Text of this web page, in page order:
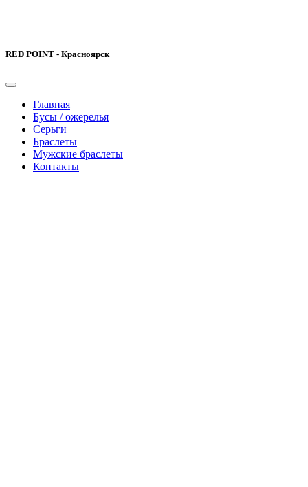
RED POINT - Красноярск
Главная
Бусы / ожерелья
Серьги
Браслеты
Мужские браслеты
Контакты